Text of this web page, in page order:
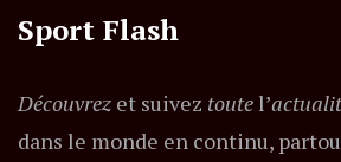
Sport Flash
Découvrez et suivez toutel’
dans le monde en continu,